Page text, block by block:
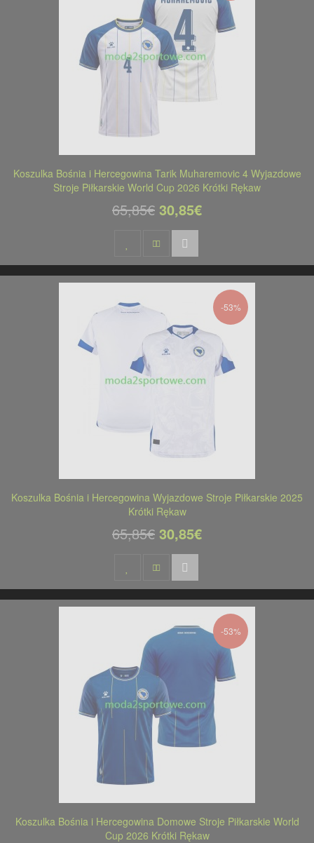
Koszulka Bośnia i Hercegowina Tarik Muharemovic 4 Wyjazdowe
Stroje Piłkarskie World Cup 2026 Krótki Rękaw
65,85€ 30,85€
-53%
Koszulka Bośnia i Hercegowina Wyjazdowe Stroje Piłkarskie 2025
Krótki Rękaw
65,85€ 30,85€
-53%
Koszulka Bośnia i Hercegowina Domowe Stroje Piłkarskie World
Cup 2026 Krótki Rękaw